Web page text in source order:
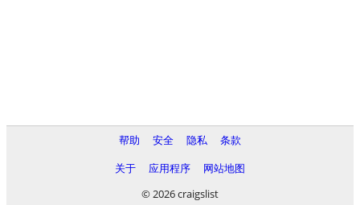
帮助 安全 隐私
条款
关于
应用程序
网站地图
© 2026 craigslist